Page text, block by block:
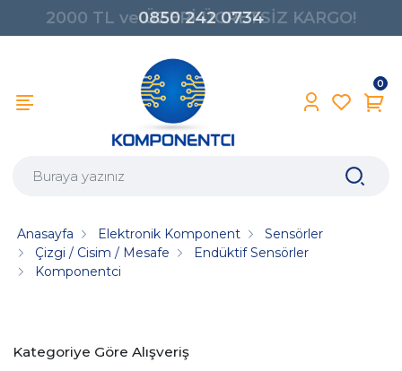
0850 242 0734
0
Anasayfa Elektronik Komponent
Sensörler
Çizgi / Cisim / Mesafe
Endüktif Sensörler
Komponentci
Kategoriye Göre Alışveriş